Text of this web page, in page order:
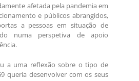
afetada pela pandemia em
e públicos abrangidos,
a pessoas em situação de
numa perspetiva de apoio
a uma reflexão sobre o tipo de
queria desenvolver com os seus